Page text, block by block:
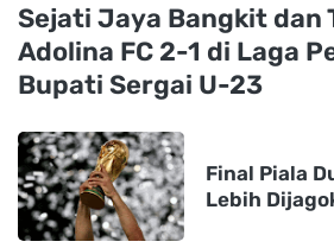
Sejati Jaya Bangkit dan
Adolina FC 2-1 di Laga
Bupati Sergai U-23
Final Piala
Lebih